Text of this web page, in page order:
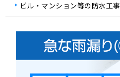
ビル・マンション等の防水工事